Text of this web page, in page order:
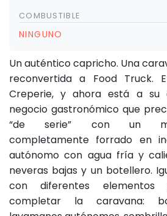
COMBUSTIBLE
NINGUNO
Un auténtico capricho. Una
reconvertida a Food Truck.
Creperie, y ahora está a su
negocio gastronómico que
“de serie” con un
completamente forrado en
autónomo con agua fría y
neveras bajas y un botellero.
con diferentes
completar la caravana: